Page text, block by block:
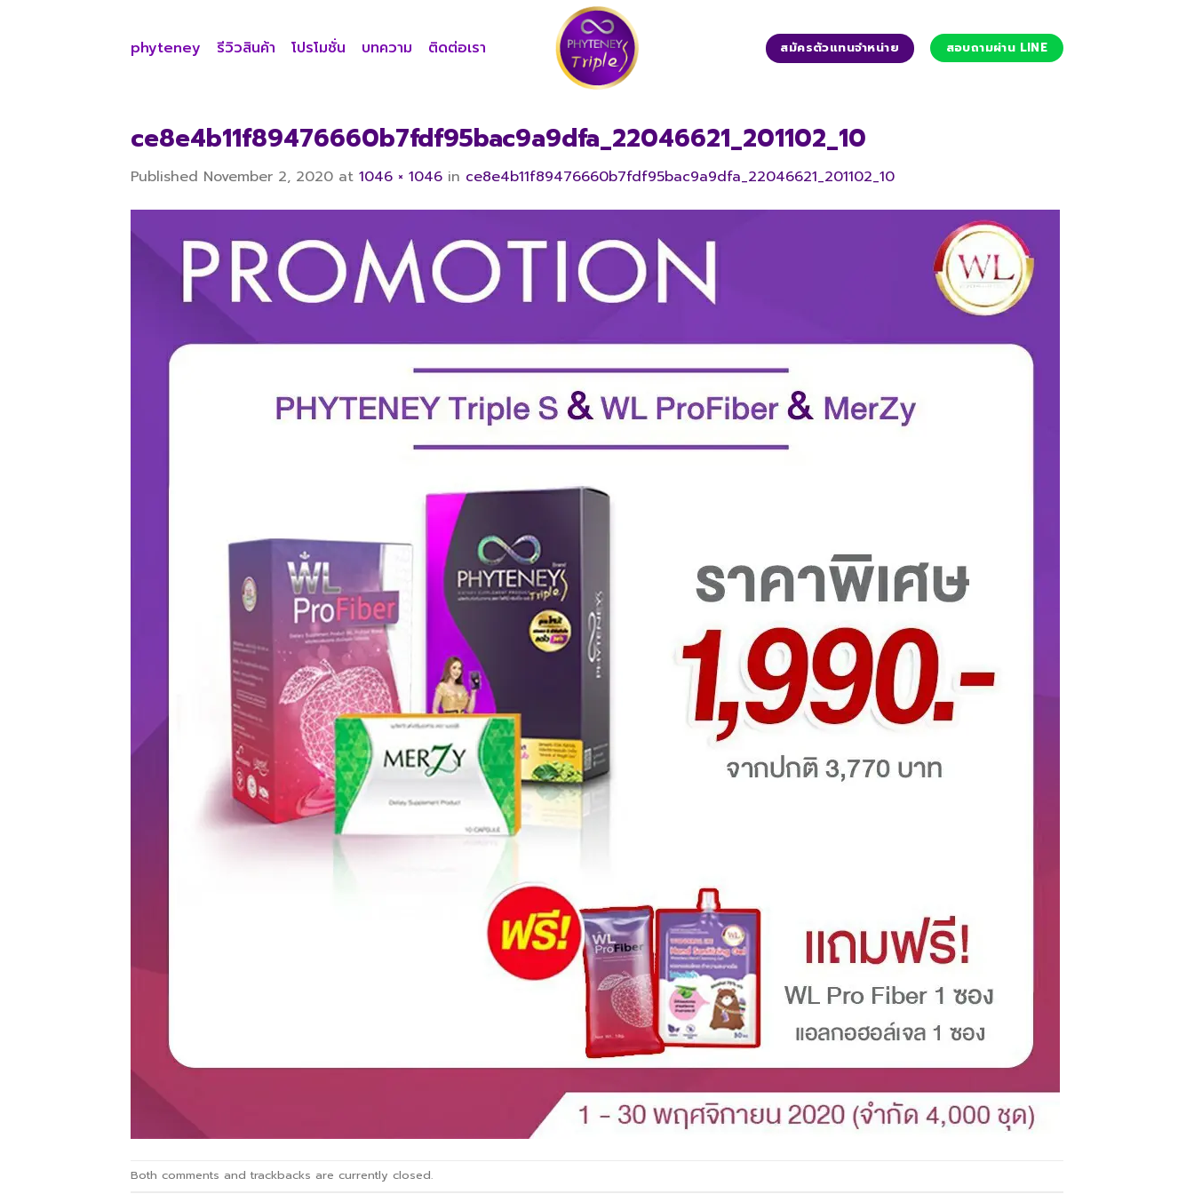
phyteney รีวิวสินค้า โปรโมชั่น บทความ ติดต่อเรา สมัครตัวแทนจำหน่าย สอบถามผ่าน LINE
ce8e4b11f89476660b7fdf95bac9a9dfa_22046621_201102_10
Published November 2, 2020 at 1046 × 1046 in ce8e4b11f89476660b7fdf95bac9a9dfa_22046621_201102_10
Both comments and trackbacks are currently closed.